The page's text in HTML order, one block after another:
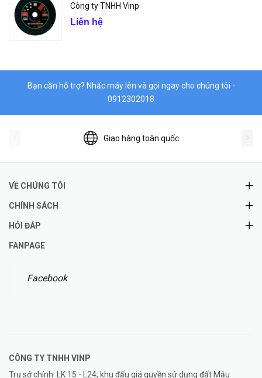
Công ty TNHH Vinp
Liên hệ
Bạn cần hỗ trợ? Nhấc máy lên và gọi ngay cho chúng tôi -
0912302018
Giao hàng toàn quốc
VỀ CHÚNG TÔI
CHÍNH SÁCH
HỎI ĐÁP
FANPAGE
Facebook
CÔNG TY TNHH VINP
Trụ sở chính: LK 15 - L24, khu đấu giá quyền sử dụng đất Mậu